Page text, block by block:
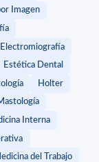
Imagen
Electromiografía
Estética Dental
Holter
Interna
del Trabajo